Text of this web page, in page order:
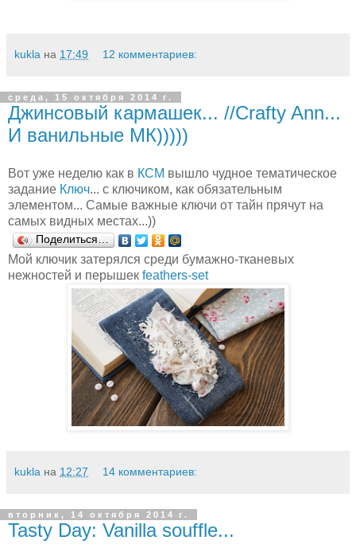
kukla на 17:49 12 комментариев:
среда, 15 октября 2014 г.
Джинсовый кармашек... //Crafty Ann...
И ванильные МК)))))
Вот уже неделю как в КСМ вышло чудное тематическое
задание Ключ... с ключиком, как обязательным
элементом... Cамые важные ключи от тайн прячут на
самых видных местах...))
Поделиться…
Мой ключик затерялся среди бумажно-тканевых
нежностей и перышек feathers-set
kukla на 12:27 14 комментариев:
вторник, 14 октября 2014 г.
Tasty Day: Vanilla souffle...